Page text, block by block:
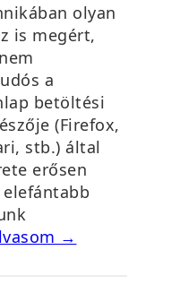
olyan
is megért,
a
betöltési
(Firefox,
stb.) által
erősen
→